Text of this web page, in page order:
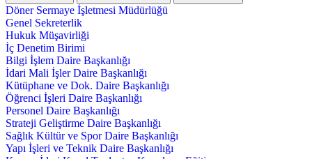
Döner Sermaye İşletmesi Müdürlüğü
Genel Sekreterlik
Hukuk Müşavirliği
İç Denetim Birimi
Bilgi İşlem Daire Başkanlığı
İdari Mali İşler Daire Başkanlığı
Kütüphane ve Dok. Daire Başkanlığı
Öğrenci İşleri Daire Başkanlığı
Personel Daire Başkanlığı
Strateji Geliştirme Daire Başkanlığı
Sağlık Kültür ve Spor Daire Başkanlığı
Yapı İşleri ve Teknik Daire Başkanlığı